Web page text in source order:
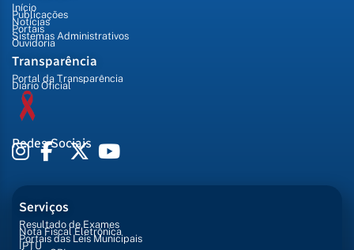
Início
Publicações
Notícias
Portais
Sistemas Administrativos
Ouvidoria
Transparência
Portal da Transparência
Diário Oficial
Redes Sociais
Serviços
Resultado de Exames
Nota Fiscal Eletrônica
Portais das Leis Municipais
IPTU